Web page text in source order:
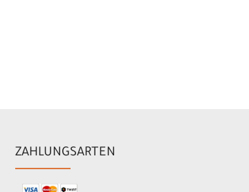
ZAHLUNGSARTEN